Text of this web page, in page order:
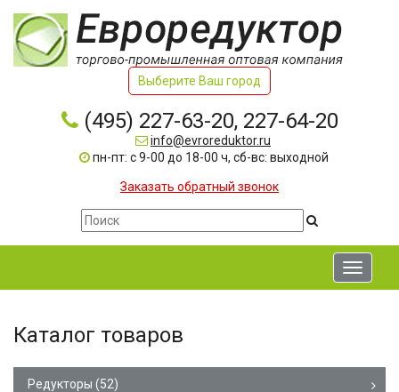
Выберите Ваш город
(495) 227-63-20, 227-64-20
info@evroreduktor.ru
пн-пт: с 9-00 до 18-00 ч, сб-вс: выходной
Заказать обратный звонок
Toggle
Каталог товаров
Редукторы (52)